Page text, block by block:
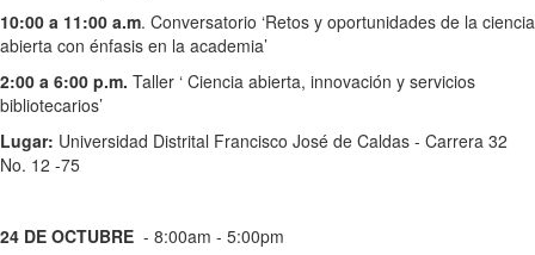
10:00 a 11:00 a.m. Conversatorio ‘Retos y oportunidades de la ciencia
abierta con énfasis en la academia’
2:00 a 6:00 p.m. Taller ‘ Ciencia abierta, innovación y servicios
bibliotecarios’
Lugar: Universidad Distrital Francisco José de Caldas - Carrera 32
No. 12 -75
24 DE OCTUBRE - 8:00am - 5:00pm